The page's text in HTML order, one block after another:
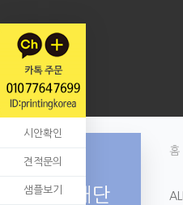
사각 재단
홈
ALL
시안확인
견적문의
샘플보기